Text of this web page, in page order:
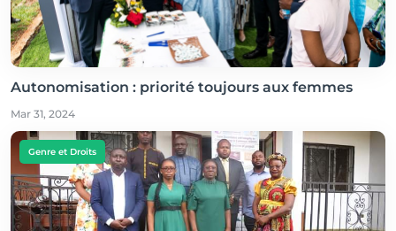
Autonomisation : priorité toujours aux femmes
Mar 31, 2024
Genre et Droits